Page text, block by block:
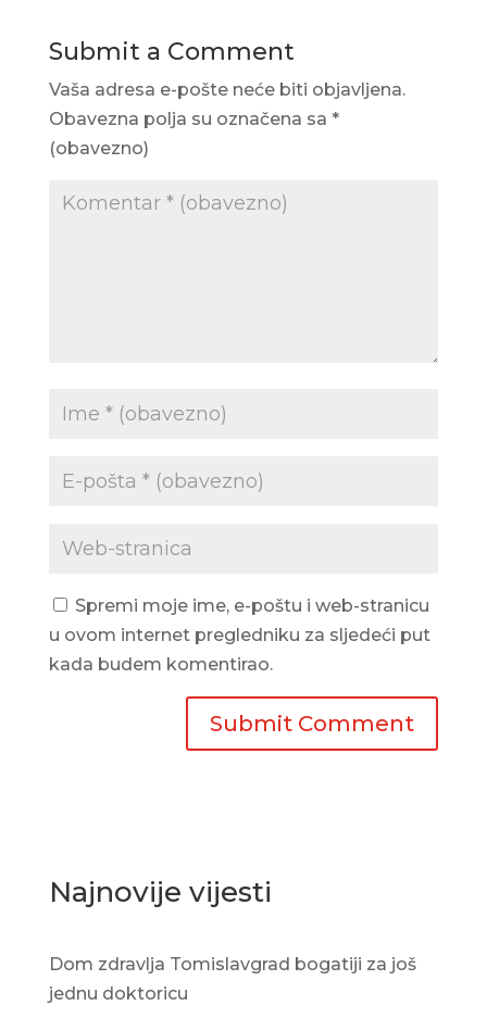
Submit a Comment
Vaša adresa e-pošte neće biti objavljena.
Obavezna polja su označena sa *
(obavezno)
Spremi moje ime, e-poštu i web-stranicu
u ovom internet pregledniku za sljedeći put
kada budem komentirao.
Najnovije vijesti
Dom zdravlja Tomislavgrad bogatiji za još
jednu doktoricu